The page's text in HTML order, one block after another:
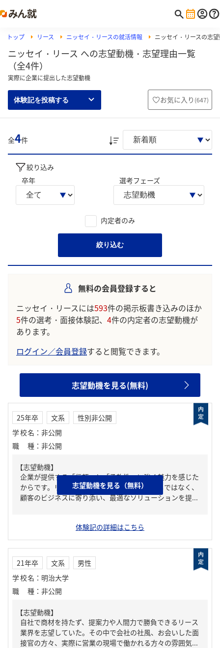
トップ リース ニッセイ・リースの就活情報 ニッセイ・リースの志
ニッセイ・リース への志望動機・志望理由一覧
（全4件）
実際に企業に提出した志望動機
体験記を投稿する お気に入り (647)
全4件
絞り込み
卒年
選考フェーズ
内定者のみ
絞り込む
無料の会員登録すると
ニッセイ・リースには593件の掲示板書き込みのほか
5件の選考・面接体験記、 4件の内定者の志望動機が
あります。
ログイン／会員登録すると閲覧できます。
志望動機を見る(無料)
25年卒 文系
性別非公開
学校名 ： 非公開
職種 ： 非公開
【志望動機】
企業が提供する「信頼」と「柔軟性」に強く魅力を感じた
からです。リース業界は、単なる物の貸し出しではなく、
顧客のビジネスに寄り添い、最適なソリューションを提...
体験記の詳細はこちら
志望動機を見る（無料）
21年卒 文系
男性
学校名 ： 明治大学
職種 ： 非公開
【志望動機】
自社で商材を持たず、提案力や人間力で勝負できるリース
業界を志望していた。その中で会社の社風、お会いした面
接官の方々、実際に営業の現場で働かれる方々の雰囲気...